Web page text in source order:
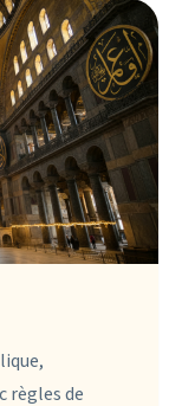
règles de